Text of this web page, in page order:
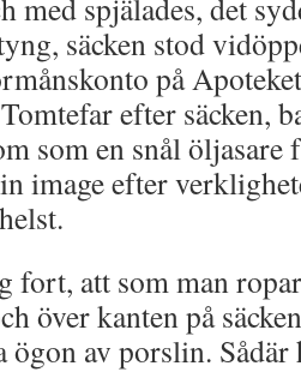
med spjälades, det
säcken stod
på
efter säcken,
som en snål öljasare
image efter
fort, att som man
över kanten på
ögon av porslin.